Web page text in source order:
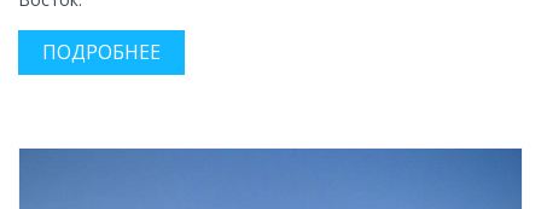
ПОДРОБНЕЕ